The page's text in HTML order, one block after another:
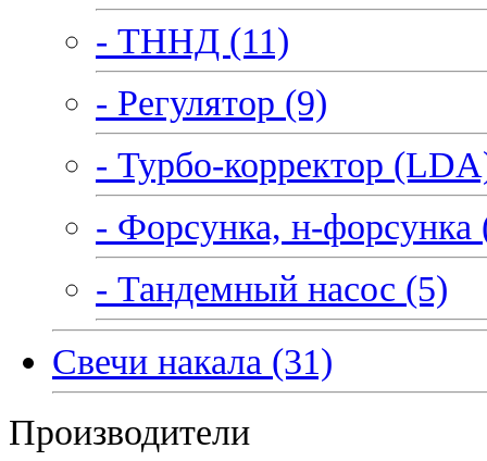
- ТННД (11)
- Регулятор (9)
- Турбо-корректор
- Форсунка, н-форсунка
- Тандемный насос (5)
Свечи накала (31)
Производители